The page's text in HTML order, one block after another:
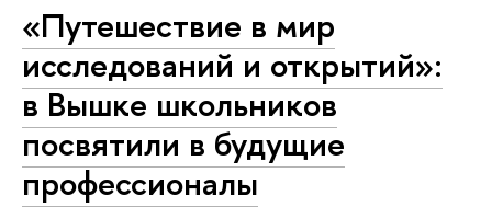
«Путешествие в мир
исследований и открытий»:
в Вышке школьников
посвятили в будущие
профессионалы